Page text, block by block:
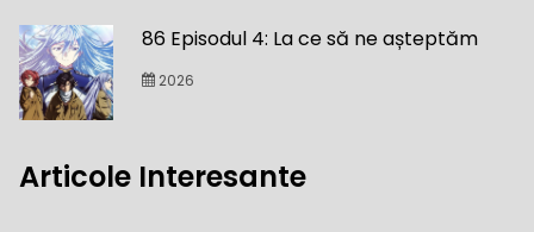
86 Episodul 4: La ce să ne așteptăm
2026
Articole Interesante